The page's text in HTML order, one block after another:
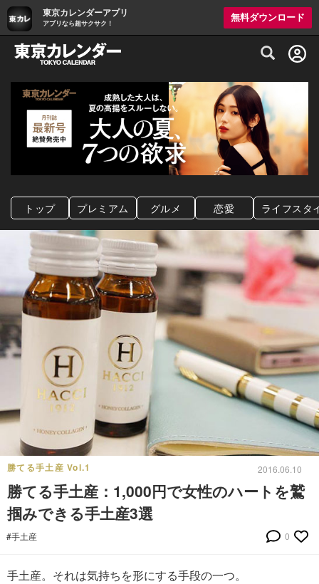
東京カレンダーアプリ
アプリなら超サクサク！
無料ダウンロード
グルメ情報・プレミアムレストラン予約
トップ プレミアム グルメ 恋愛 ライフスタ
勝てる手土産 Vol.1 2016.06.10
勝てる手土産：1,000円で女性のハートを鷲
掴みできる手土産3選
#手土産 0
手土産。それは気持ちを形にする手段の一つ。